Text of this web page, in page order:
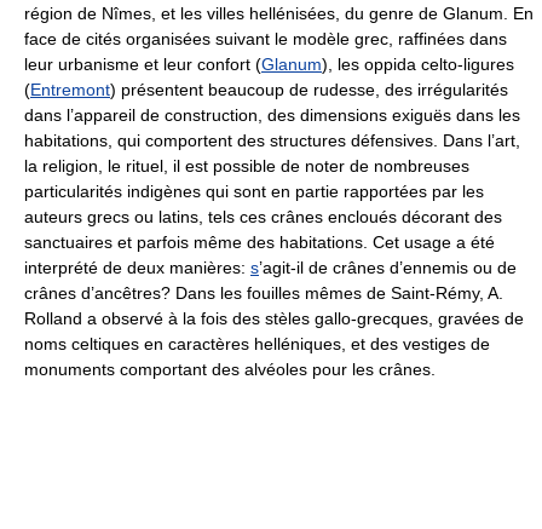
région de Nîmes, et les villes hellénisées, du genre de Glanum. En
face de cités organisées suivant le modèle grec, raffinées dans
leur urbanisme et leur confort (Glanum), les oppida celto-ligures
(Entremont) présentent beaucoup de rudesse, des irrégularités
dans l’appareil de construction, des dimensions exiguës dans les
habitations, qui comportent des structures défensives. Dans l’art,
la religion, le rituel, il est possible de noter de nombreuses
particularités indigènes qui sont en partie rapportées par les
auteurs grecs ou latins, tels ces crânes encloués décorant des
sanctuaires et parfois même des habitations. Cet usage a été
interprété de deux manières: s’agit-il de crânes d’ennemis ou de
crânes d’ancêtres? Dans les fouilles mêmes de Saint-Rémy, A.
Rolland a observé à la fois des stèles gallo-grecques, gravées de
noms celtiques en caractères helléniques, et des vestiges de
monuments comportant des alvéoles pour les crânes.